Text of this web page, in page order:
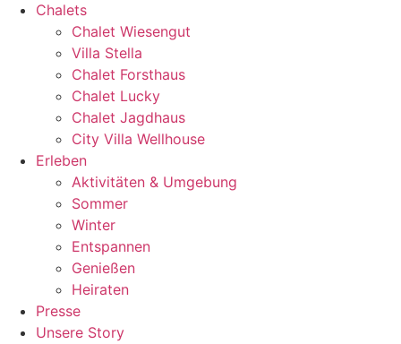
Chalets
Chalet Wiesengut
Villa Stella
Chalet Forsthaus
Chalet Lucky
Chalet Jagdhaus
City Villa Wellhouse
Erleben
Aktivitäten & Umgebung
Sommer
Winter
Entspannen
Genießen
Heiraten
Presse
Unsere Story